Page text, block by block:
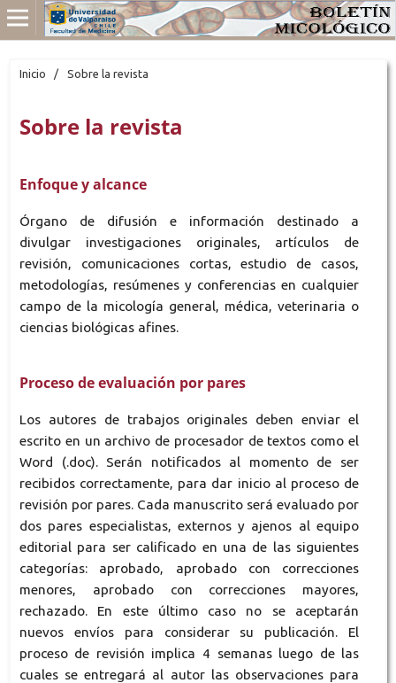
Inicio / Sobre la revista
Sobre la revista
Enfoque y alcance
Órgano de difusión e información destinado a
divulgar investigaciones originales, artículos de
revisión, comunicaciones cortas, estudio de casos,
metodologías, resúmenes y conferencias en cualquier
campo de la micología general, médica, veterinaria o
ciencias biológicas afines.
Proceso de evaluación por pares
Los autores de trabajos originales deben enviar el
escrito en un archivo de procesador de textos como el
Word (.doc). Serán notificados al momento de ser
recibidos correctamente, para dar inicio al proceso de
revisión por pares. Cada manuscrito será evaluado por
dos pares especialistas, externos y ajenos al equipo
editorial para ser calificado en una de las siguientes
categorías: aprobado, aprobado con correcciones
menores, aprobado con correcciones mayores,
rechazado. En este último caso no se aceptarán
nuevos envíos para considerar su publicación. El
proceso de revisión implica 4 semanas luego de las
cuales se entregará al autor las observaciones para